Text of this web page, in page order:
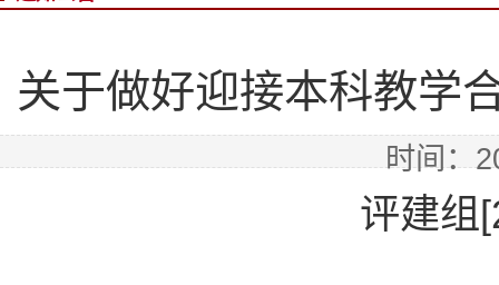
关于做好迎接本科教学
时间：
评建组